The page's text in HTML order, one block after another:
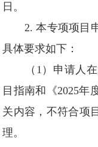
日。
2. 本专项项目申
具体要求如下：
（1）申请人在
目指南和《2025年
关内容，不符合项
理。